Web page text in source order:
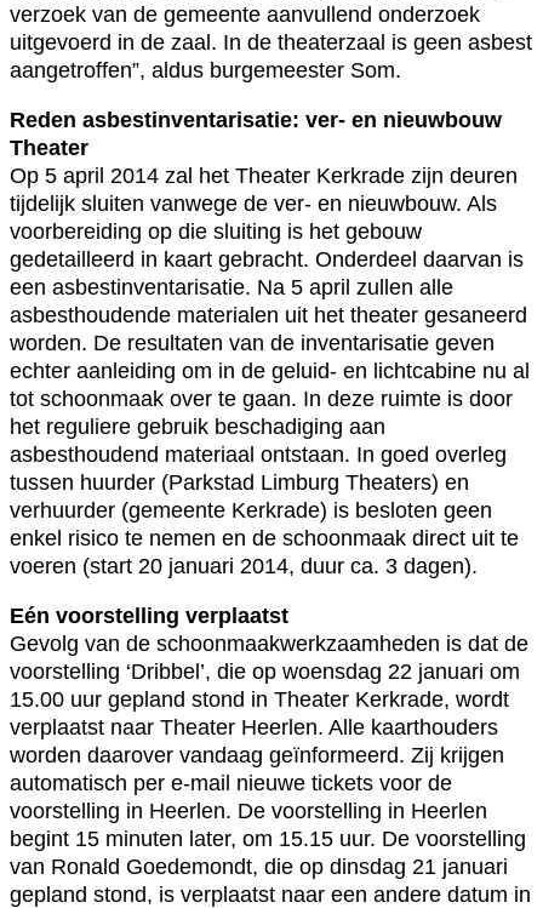
verzoek van de gemeente aanvullend onderzoek
uitgevoerd in de zaal. In de theaterzaal is geen asbest
aangetroffen”, aldus burgemeester Som.
Reden asbestinventarisatie: ver- en nieuwbouw
Theater
Op 5 april 2014 zal het Theater Kerkrade zijn deuren
tijdelijk sluiten vanwege de ver- en nieuwbouw. Als
voorbereiding op die sluiting is het gebouw
gedetailleerd in kaart gebracht. Onderdeel daarvan is
een asbestinventarisatie. Na 5 april zullen alle
asbesthoudende materialen uit het theater gesaneerd
worden. De resultaten van de inventarisatie geven
echter aanleiding om in de geluid- en lichtcabine nu al
tot schoonmaak over te gaan. In deze ruimte is door
het reguliere gebruik beschadiging aan
asbesthoudend materiaal ontstaan. In goed overleg
tussen huurder (Parkstad Limburg Theaters) en
verhuurder (gemeente Kerkrade) is besloten geen
enkel risico te nemen en de schoonmaak direct uit te
voeren (start 20 januari 2014, duur ca. 3 dagen).
Eén voorstelling verplaatst
Gevolg van de schoonmaakwerkzaamheden is dat de
voorstelling ‘Dribbel’, die op woensdag 22 januari om
15.00 uur gepland stond in Theater Kerkrade, wordt
verplaatst naar Theater Heerlen. Alle kaarthouders
worden daarover vandaag geïnformeerd. Zij krijgen
automatisch per e-mail nieuwe tickets voor de
voorstelling in Heerlen. De voorstelling in Heerlen
begint 15 minuten later, om 15.15 uur. De voorstelling
van Ronald Goedemondt, die op dinsdag 21 januari
gepland stond, is verplaatst naar een andere datum in